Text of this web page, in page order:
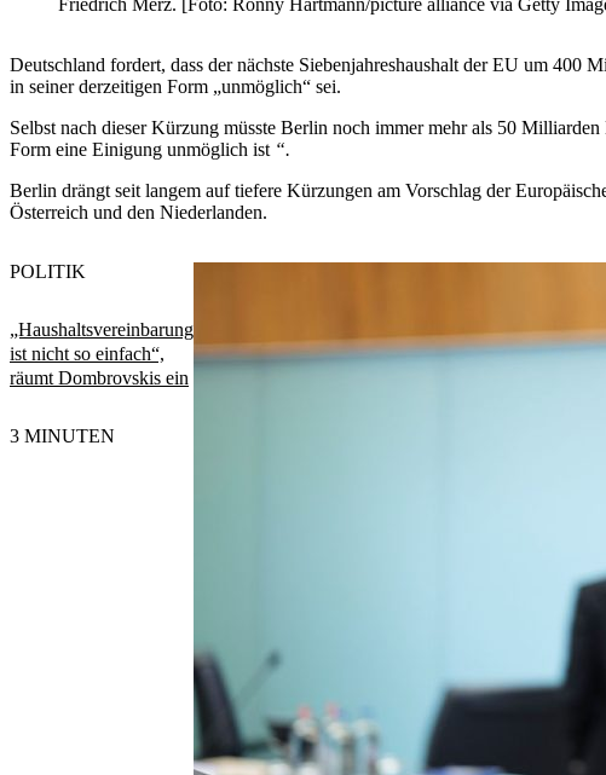
Friedrich Merz. [Foto: Ronny Hartmann/picture alliance via Getty
Deutschland fordert, dass der nächste Siebenjahreshaushalt der EU um
in seiner derzeitigen Form „unmöglich“ sei.
Selbst nach dieser Kürzung müsste Berlin noch immer mehr als 50
Form eine Einigung unmöglich ist “.
Berlin drängt seit langem auf tiefere Kürzungen am Vorschlag der
Österreich und den Niederlanden.
„Haushaltsvereinbarung
ist nicht so einfach“,
räumt Dombrovskis ein
POLITIK
3 MINUTEN